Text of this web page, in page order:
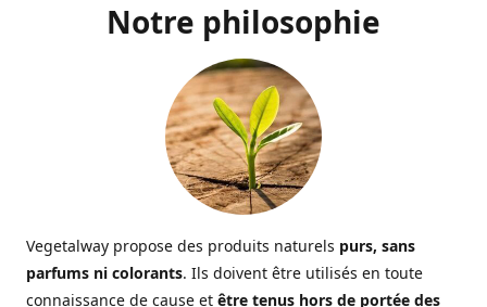
Notre philosophie
Vegetalway propose des produits naturels purs, sans
parfums ni colorants. Ils doivent être utilisés en toute
connaissance de cause et être tenus hors de portée des